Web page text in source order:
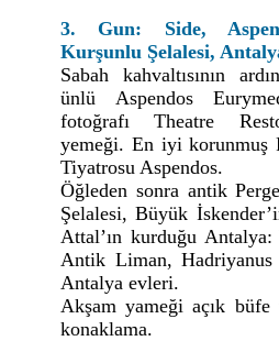
3. Gun: Side,
Kurşunlu Şelalesi,
Sabah kahvaltısının
ünlü Aspendos
fotoğrafı Theatre
yemeği. En iyi korunmuş
Tiyatrosu Aspendos.
Öğleden sonra antik
Şelalesi, Büyük
Attal’ın kurduğu
Antik Liman, Hadriyanus
Antalya evleri.
Akşam yameği açık
konaklama.